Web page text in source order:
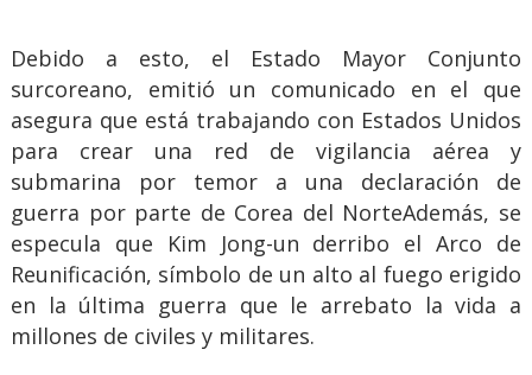
Debido a esto, el Estado Mayor Conjunto
surcoreano, emitió un comunicado en el que
asegura que está trabajando con Estados Unidos
para crear una red de vigilancia aérea y
submarina por temor a una declaración de
guerra por parte de Corea del NorteAdemás, se
especula que Kim Jong-un derribo el Arco de
Reunificación, símbolo de un alto al fuego erigido
en la última guerra que le arrebato la vida a
millones de civiles y militares.